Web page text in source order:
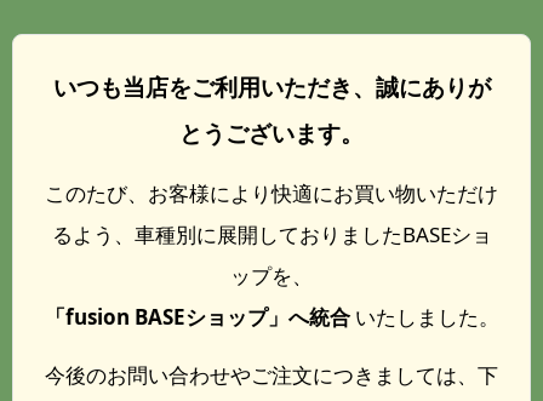
いつも当店をご利用いただき、誠にありが
とうございます。
このたび、お客様により快適にお買い物いただけ
るよう、車種別に展開しておりましたBASEショ
ップを、
「fusion BASEショップ」へ統合いたしました。
今後のお問い合わせやご注文につきましては、下